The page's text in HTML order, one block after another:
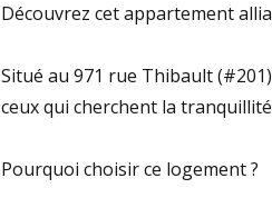
Découvrez cet appartement
Situé au 971 rue Thibault
ceux qui cherchent la
Pourquoi choisir ce logement ?